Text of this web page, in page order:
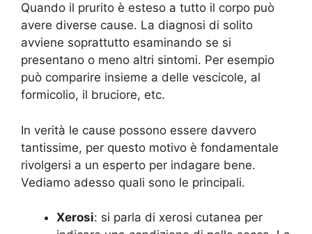
Quando il prurito è esteso a tutto il corpo può
avere diverse cause. La diagnosi di solito
avviene soprattutto esaminando se si
presentano o meno altri sintomi. Per esempio
può comparire insieme a delle vescicole, al
formicolio, il bruciore, etc.
In verità le cause possono essere davvero
tantissime, per questo motivo è fondamentale
rivolgersi a un esperto per indagare bene.
Vediamo adesso quali sono le principali.
Xerosi: si parla di xerosi cutanea per